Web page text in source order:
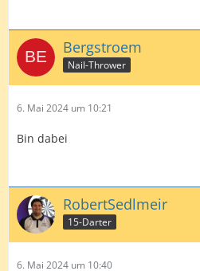
Bergstroem
Nail-Thrower
6. Mai 2024 um 10:21
Bin dabei
RobertSedlmeir
15-Darter
6. Mai 2024 um 10:40